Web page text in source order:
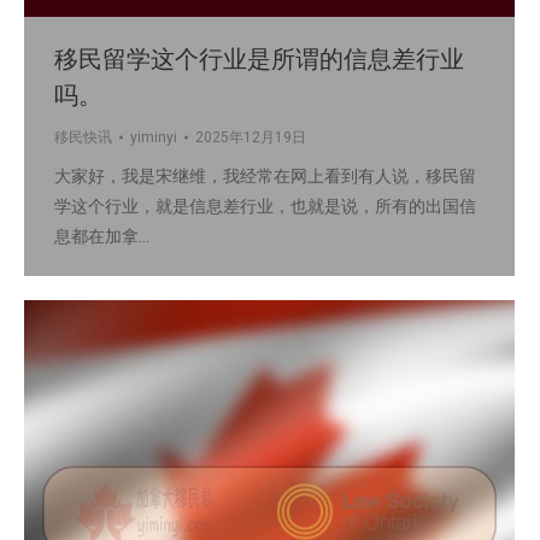
移民留学这个行业是所谓的信息差行业
吗。
移民快讯 yiminyi 2025年12月19日
大家好，我是宋继维，我经常在网上看到有人说，移民留
学这个行业，就是信息差行业，也就是说，所有的出国信
息都在加拿…